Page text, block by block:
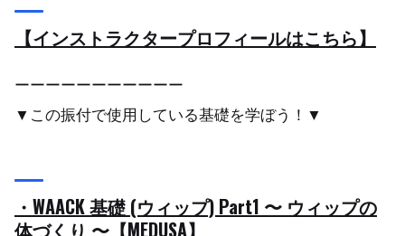
【インストラクタープロフィールはこちら】
ーーーーーーーーーーー
▼この振付で使用している基礎を学ぼう！▼
・WAACK 基礎 (ウィップ) Part1 〜 ウィップの
体づくり 〜【MEDUSA】